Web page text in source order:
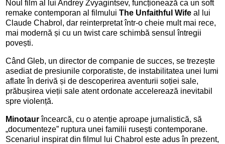
Noul film al lui Andrey Zvyagintsev, funcționează ca un soft
remake contemporan al filmului The Unfaithful Wife al lui
Claude Chabrol, dar reinterpretat într-o cheie mult mai rece,
mai modernă și cu un twist care schimbă sensul întregii
povești.
Când Gleb, un director de companie de succes, se trezește
asediat de presiunile corporatiste, de instabilitatea unei lumi
aflate în derivă și de descoperirea aventurii soției sale,
prăbușirea vieții sale atent ordonate accelerează inevitabil
spre violență.
Minotaurîncearcă, cu o atenție aproape jurnalistică, să
„documenteze” ruptura unei familii rusești contemporane.
Scenariul inspirat din filmul lui Chabrol este adus în prezent,